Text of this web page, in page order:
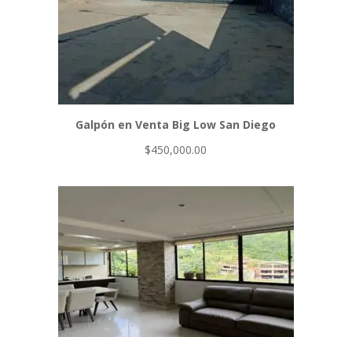
Galpón en Venta Big Low San Diego
$450,000.00